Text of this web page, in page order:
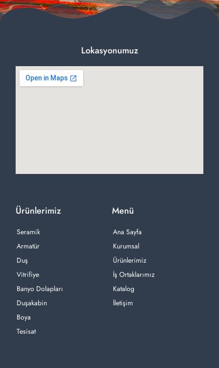
Menü
Ana Sayfa
Kurumsal
Ürünlerimiz
İş Ortaklarımız
Katalog
İletişim
Ürünlerimiz
Seramik
Armatür
Duş
Vitrifiye
Banyo Dolapları
Duşakabin
Boya
Tesisat
Lokasyonumuz